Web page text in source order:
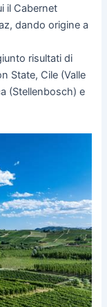
il Cabernet
dando origine a
risultati di
State, Cile (Valle
(Stellenbosch) e